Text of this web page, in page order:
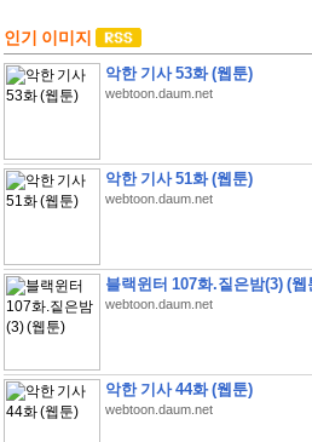
인기 이미지
악한 기사 53화 (웹툰)
webtoon.daum.net
악한 기사 51화 (웹툰)
webtoon.daum.net
블랙윈터 107화.짙은밤(3) (웹
webtoon.daum.net
악한 기사 44화 (웹툰)
webtoon.daum.net